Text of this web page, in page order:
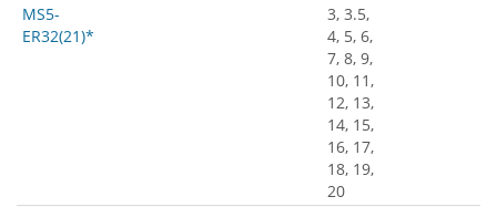
MS5-
ER32(21)*
3, 3.5,
4, 5, 6,
7, 8, 9,
10, 11,
12, 13,
14, 15,
16, 17,
18, 19,
20